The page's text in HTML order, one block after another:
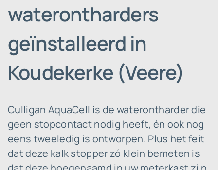
waterontharders
geïnstalleerd in
Koudekerke (Veere)
Culligan AquaCell is de waterontharder die
geen stopcontact nodig heeft, én ook nog
eens tweeledig is ontworpen. Plus het feit
dat deze kalk stopper zó klein bemeten is